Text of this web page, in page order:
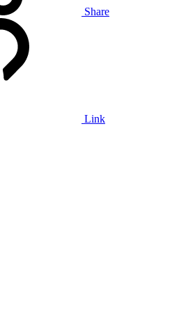
Share
Link